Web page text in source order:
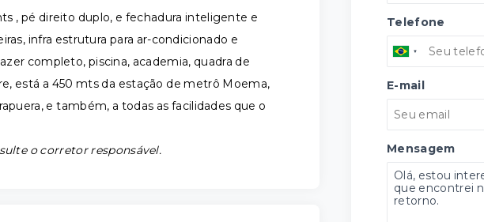
, pé direito duplo, e fechadura inteligente e
infra estrutura para ar-condicionado e
completo, piscina, academia, quadra de
está a 450 mts da estação de metrô Moema,
e também, a todas as facilidades que o
o corretor responsável.
Telefone
E-mail
Mensagem